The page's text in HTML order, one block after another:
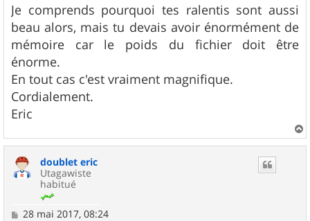
s
s
a
g
e
Je comprends pourquoi tes ralentis sont aussi
beau alors, mais tu devais avoir énormément de
mémoire car le poids du fichier doit être
énorme.
En tout cas c'est vraiment magnifique.
Cordialement.
Eric
a
doublet eric
Utagawiste
habitué
M
28 mai 2017, 08:24